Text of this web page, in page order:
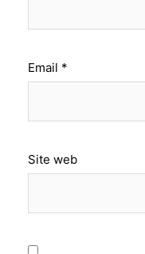
Email *
Site web